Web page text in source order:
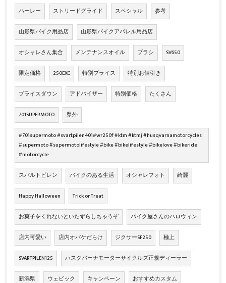
ハーレー ストリードグライド スペシャル 参考
山形県バイク用品店 山形県バイクアパレル用品店
オシャレさん集合 メンテナンスオイル ブラシ SV650
限定価格 250EXC 特別プライス 特別お値引き
プライスダウン アドバイザー 特別価格 たくさん
701SUPERMOTO 県外
#701supermoto #svartpilen401#wr250f #ktm #ktmj #husqvarnamotorcycles
#supermoto #supermotolifestyle #bike #bikelifestyle #bikelove #bikeride
#motorcycle
スバルトピレン バイクのある生活 オシャレフォト 綺麗
Happy Halloween Trick or Treat
お菓子をくれないといたずらしちゃうぞ バイク屋さんのハロウィン
店内可愛い 店内オバケだらけ ジクサーSF250 極上
SVARTPILEN125 ハスクバーナモーターサイクルズ正規ディーラー
新潟県 ウェビック キャンペーン おすすめカスタム